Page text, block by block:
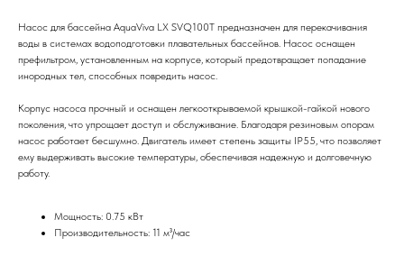
Насос для бассейна AquaViva LX SVQ100T предназначен для перекачивания
воды в системах водоподготовки плавательных бассейнов. Насос оснащен
префильтром, установленным на корпусе, который предотвращает попадание
инородных тел, способных повредить насос.
Корпус насоса прочный и оснащен легкооткрываемой крышкой-гайкой нового
поколения, что упрощает доступ и обслуживание. Благодаря резиновым опорам
насос работает бесшумно. Двигатель имеет степень защиты IP55, что позволяет
ему выдерживать высокие температуры, обеспечивая надежную и долговечную
работу.
Мощность: 0.75 кВт
Производительность: 11 м³/час